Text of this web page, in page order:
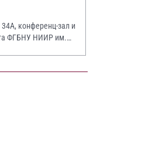
конференц-зал и
ФГБНУ НИИР им.